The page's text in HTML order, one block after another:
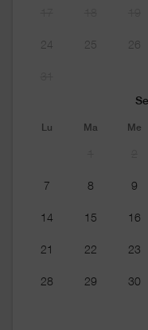
24 25 26
Lu Ma Me
7 8 9
14 15 16
21 22 23
28 29 30